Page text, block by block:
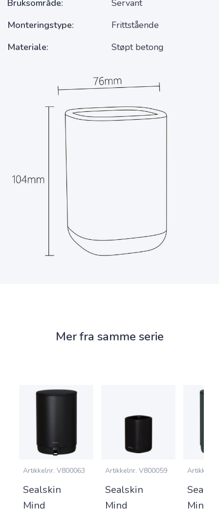
Bruksområde
Servant
Monteringstype
Frittstående
Materiale
Støpt betong
Mer fra samme serie
Artikkelnr. V800063
Sealskin
Mind
Artikkelnr. V800059
Sealskin
Mind
Artikkelnr.
Mind